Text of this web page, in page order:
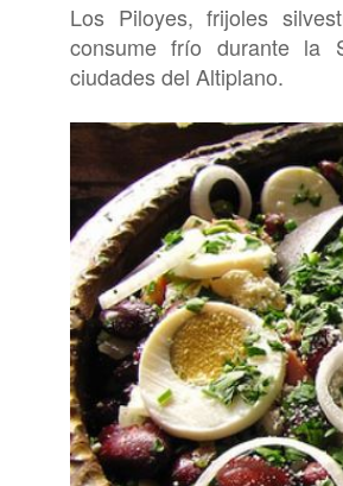
Los Piloyes, frijoles
consume frío durante la
ciudades del Altiplano.